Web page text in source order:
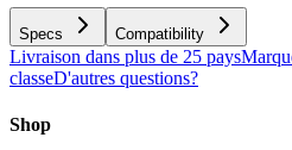
Specs Compatibility
Livraison dans plus de 25 pays
classeD'autres questions?
Shop